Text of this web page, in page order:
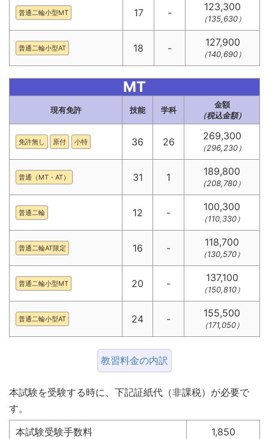
普通二輪小型MT 17 - 123,300
（135,630）
普通二輪小型AT 18 - 127,900
（140,690）
MT
現有免許 技能 学科
金額
（税込金額）
免許無し 原付 小特 36 26 269,300
（296,230）
普通（MT・AT） 31 1 189,800
（208,780）
普通二輪 12 - 100,300
（110,330）
普通二輪AT限定 16 - 118,700
（130,570）
普通二輪小型MT 20 - 137,100
（150,810）
普通二輪小型AT 24 - 155,500
（171,050）
教習料金の内訳
本試験を受験する時に、下記証紙代（非課税）が必要で
す。
本試験受験手数料
1,850